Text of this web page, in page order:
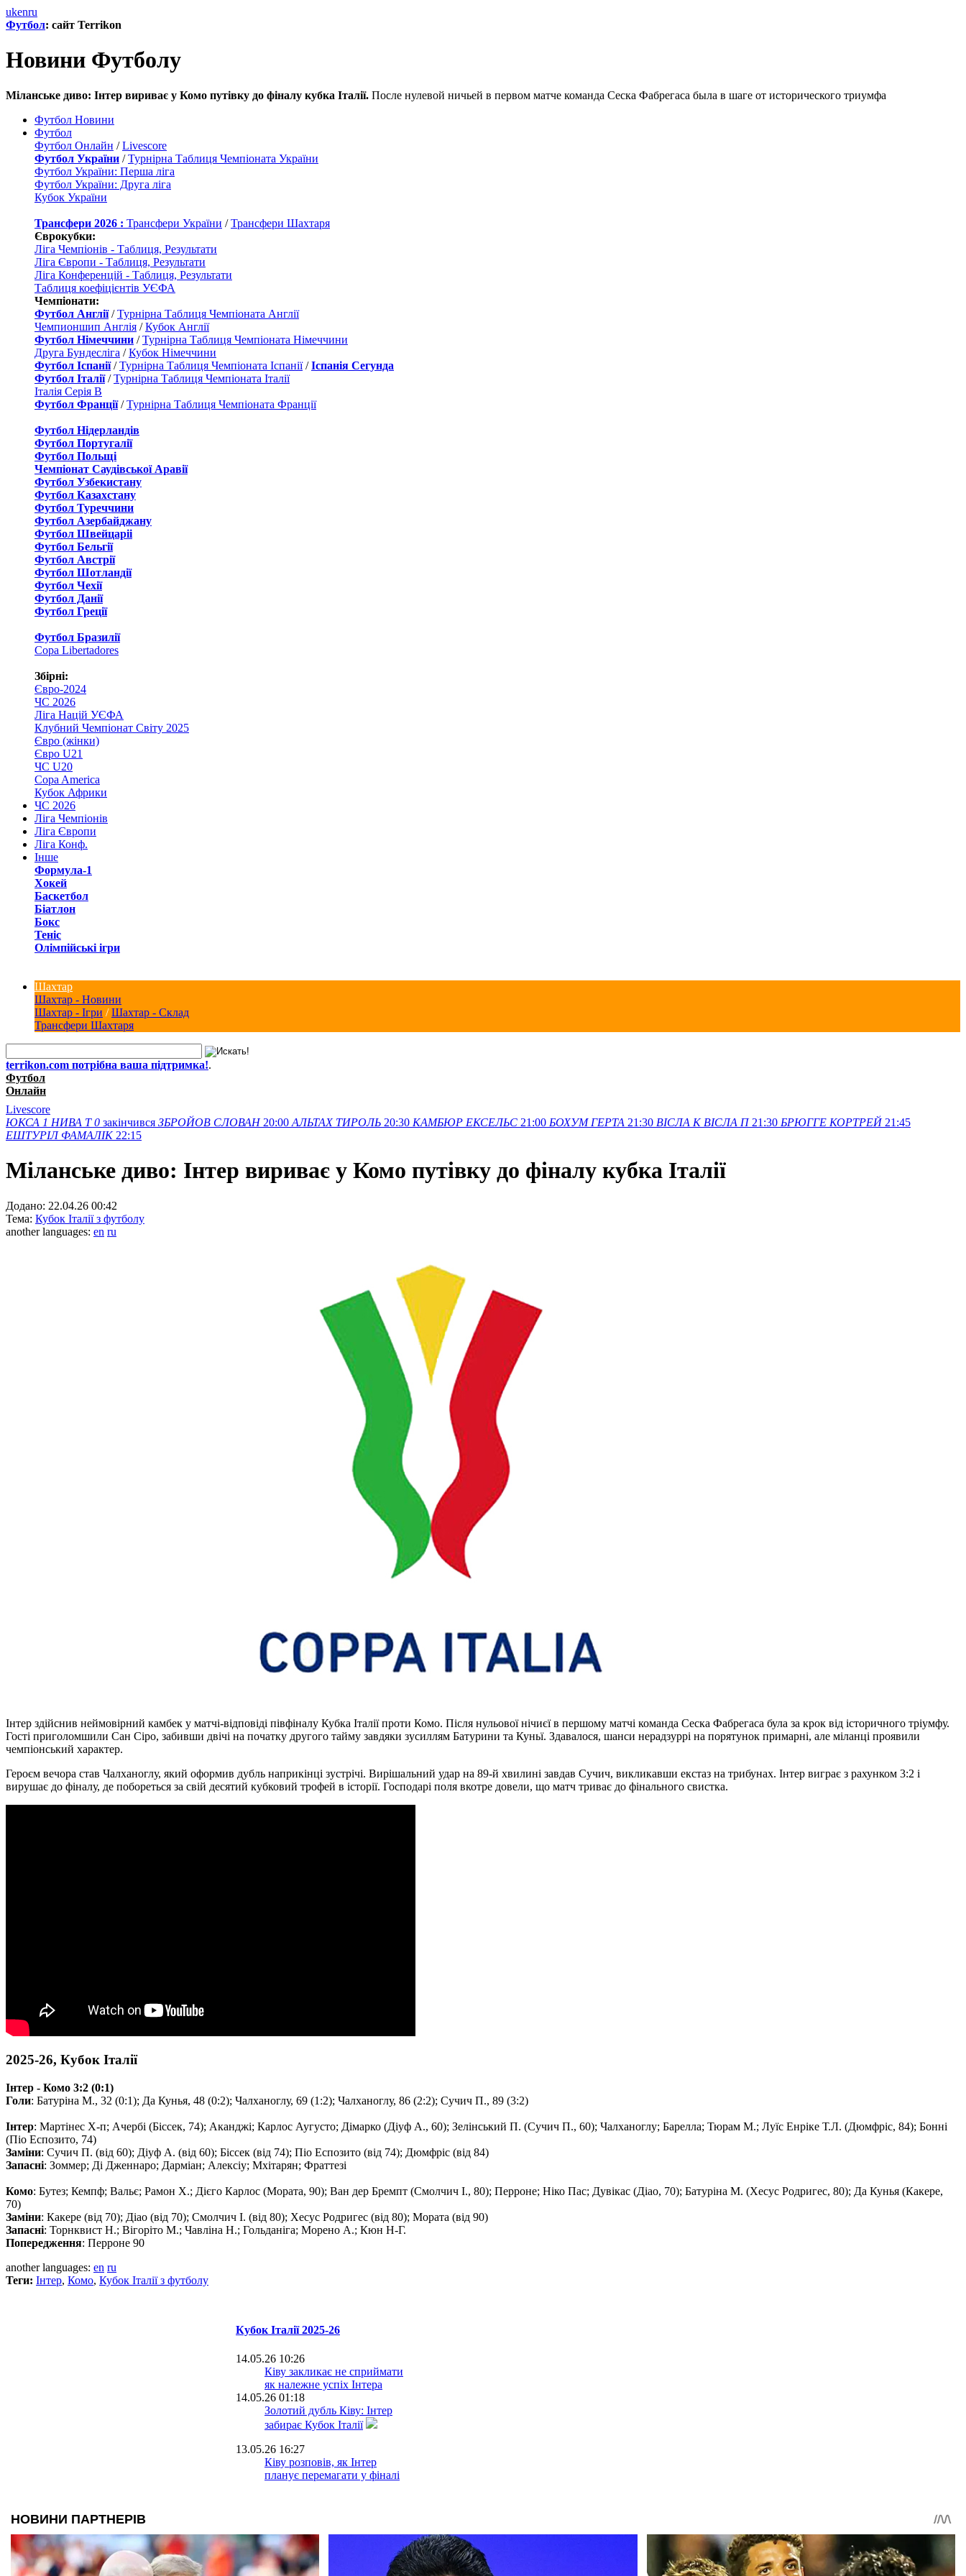
ukenru
Футбол: сайт Terrikon
Новини Футболу
Міланське диво: Інтер вириває у Комо путівку до фіналу кубка Італії. После нулевой ничьей в первом матче команда Сеска Фабрегаса была в шаге от исторического триумфа
Футбол Новини
Футбол
Футбол Онлайн /Livescore
Футбол України /Турнірна Таблиця Чемпіоната України
Футбол України: Перша ліга
Футбол України: Друга ліга
Кубок України
Трансфери 2026 : Трансфери України /Трансфери Шахтаря
Єврокубки:
Ліга Чемпіонів - Таблиця, Результати
Ліга Європи - Таблиця, Результати
Ліга Конференцій - Таблиця, Результати
Таблиця коефіцієнтів УЄФА
Чемпіонати:
Футбол Англії/Турнірна Таблиця Чемпіоната Англії
Чемпионшип Англія /Кубок Англії
Футбол Німеччини /Турнірна Таблиця Чемпіоната Німеччини
Друга Бундесліга /Кубок Німеччини
Футбол Іспанії/Турнірна Таблиця Чемпіоната Іспанії/Іспанія Сегунда
Футбол Італії/Турнірна Таблиця Чемпіоната Італії
Італія Серія B
Футбол Франції/Турнірна Таблиця Чемпіоната Франції
Футбол Нідерландiв
Футбол Португалії
Футбол Польщі
Чемпіонат Саудівської Аравії
Футбол Узбекистану
Футбол Казахстану
Футбол Туреччини
Футбол Азербайджану
Футбол Швейцаріі
Футбол Бельгії
Футбол Австрії
Футбол Шотландії
Футбол Чехії
Футбол Данії
Футбол Греції
Футбол Бразилії
Copa Libertadores
Збірні:
Євро-2024
ЧС 2026
Ліга Націй УЄФА
Клубний Чемпіонат Світу 2025
Євро (жінки)
Євро U21
ЧС U20
Copa America
Кубок Африки
ЧС 2026
Ліга Чемпіонів
Ліга Європи
Ліга Конф.
Інше
Формула-1
Хокей
Баскетбол
Біатлон
Бокс
Теніс
Олімпійські ігри
Шахтар
Шахтар - Новини
Шахтар - Ігри /Шахтар - Склад
Трансфери Шахтаря
terrikon.com потрібна ваша підтримка!.
Футбол
Онлайн
Livescore
ЮКСА 1 НИВА Т 0 закінчився ЗБРОЙОВ СЛОВАН 20:00 АЛЬТАХ ТИРОЛЬ 20:30 КАМБЮР ЕКСЕЛЬС 21:00 БОХУМ ГЕРТА 21:30 ВІСЛА K ВІСЛА П 21:30 БРЮГГЕ КОРТРЕЙ 21:45
ЕШТУРІЛ ФАМАЛІК 22:15
Міланське диво: Інтер вириває у Комо путівку до фіналу кубка Італії
Додано: 22.04.26 00:42
Тема: Кубок Італії з футболу
another languages: en ru
Інтер здійснив неймовірний камбек у матчі-відповіді півфіналу Кубка Італії проти Комо. Після нульової нічиєї в першому матчі команда Сеска Фабрегаса була за крок від історичного тріумфу.
Гості приголомшили Сан Сіро, забивши двічі на початку другого тайму завдяки зусиллям Батурини та Куньї. Здавалося, шанси нерадзуррі на порятунок примарні, але міланці проявили
чемпіонський характер.
Героєм вечора став Чалханоглу, який оформив дубль наприкінці зустрічі. Вирішальний удар на 89-й хвилині завдав Сучич, викликавши екстаз на трибунах. Інтер виграє з рахунком 3:2 і
вирушає до фіналу, де побореться за свій десятий кубковий трофей в історії. Господарі поля вкотре довели, що матч триває до фінального свистка.
2025-26, Кубок Італії
Інтер - Комо 3:2 (0:1)
Голи: Батурiна M., 32 (0:1); Да Кунья, 48 (0:2); Чалханоглу, 69 (1:2); Чалханоглу, 86 (2:2); Сучич П., 89 (3:2)
Інтер: Мартінес Х-п; Ачербі (Біссек, 74); Аканджі; Карлос Аугусто; Дімарко (Діуф А., 60); Зелінський П. (Сучич П., 60); Чалханоглу; Барелла; Тюрам М.; Луїс Енріке Т.Л. (Дюмфріс, 84); Бонні
(Піо Еспозито, 74)
Заміни: Сучич П. (від 60); Діуф А. (від 60); Біссек (від 74); Піо Еспозито (від 74); Дюмфріс (від 84)
Запасні: Зоммер; Дi Дженнаро; Дарміан; Алексiу; Мхітарян; Фраттезi
Комо: Бутез; Кемпф; Вальє; Рамон Х.; Дієго Карлос (Мората, 90); Ван дер Бремпт (Смолчич I., 80); Перроне; Нiко Пас; Дувікас (Діао, 70); Батурiна M. (Хесус Родригес, 80); Да Кунья (Какере,
70)
Заміни: Какере (від 70); Діао (від 70); Смолчич I. (від 80); Хесус Родригес (від 80); Мората (від 90)
Запасні: Торнквист Н.; Вігоріто М.; Чавлiна Н.; Гольданiга; Морено А.; Кюн Н-Г.
Попередження: Перроне 90
another languages: en ru
Теги: Інтер, Комо, Кубок Італії з футболу
Кубок Італії 2025-26
14.05.26 10:26
Ківу закликає не сприймати
як належне успіх Інтера
14.05.26 01:18
Золотий дубль Ківу: Інтер
забирає Кубок Італії
13.05.26 16:27
Ківу розповів, як Інтер
планує перемагати у фіналі
непростий сезон для Лаціо
23.04.26 01:22
Лаціо вириває у Аталанти